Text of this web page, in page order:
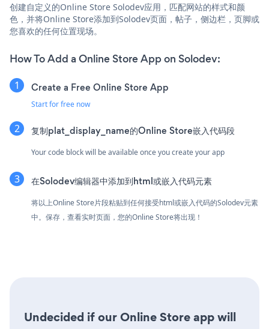
创建自定义的Online Store Solodev应用，匹配网站的样式和颜
色，并将Online Store添加到Solodev页面，帖子，侧边栏，页脚或
您喜欢的任何位置现场。
How To Add a Online Store App on Solodev:
Create a Free Online Store App
Start for free now
复制plat_display_name的Online Store嵌入代码段
Your code block will be available once you create your app
在Solodev编辑器中添加到html或嵌入代码元素
将以上Online Store片段粘贴到任何接受html或嵌入代码的Solodev元素
中。保存，查看实时页面，您的Online Store将出现！
Undecided if our Online Store app will